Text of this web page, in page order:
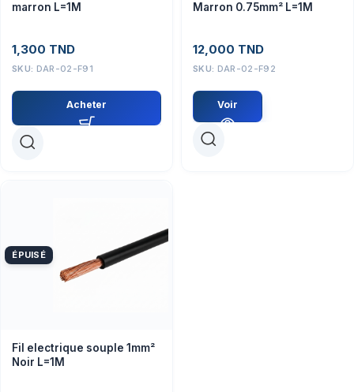
marron L=1M
1,300 TND
SKU: DAR-02-F91
Acheter
Marron 0.75mm² L=1M
12,000 TND
SKU: DAR-02-F92
Voir
ÉPUISÉ
Fil electrique souple 1mm²
Noir L=1M